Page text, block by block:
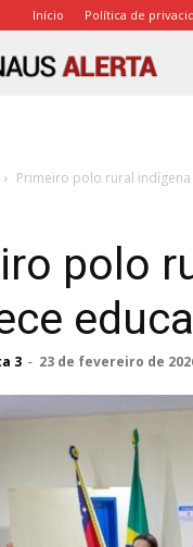
Início Política de
Primeiro polo rural
polo
3 - 23 de fevereiro de